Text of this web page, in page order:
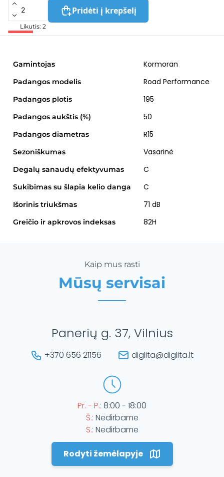
Pridėti į krepšelį
Likutis: 2
Gamintojas Kormoran
Padangos modelis Road Performance
Padangos plotis 195
Padangos aukštis (%) 50
Padangos diametras R15
Sezoniškumas Vasarinė
Degalų sanaudų efektyvumas C
Sukibimas su šlapia kelio danga C
Išorinis triukšmas 71 dB
Greičio ir apkrovos indeksas 82H
Kaip mus rasti
Mūsų servisai
Panerių g. 37, Vilnius
+370 656 21156 diglita@diglita.lt
Pr. - P.: 8:00 - 18:00
Š.: Nedirbame
S.: Nedirbame
Rodyti žemėlapyje